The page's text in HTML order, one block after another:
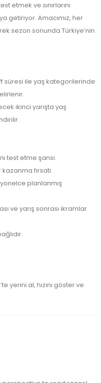
etmek ve sınırlarını
getiriyor. Amacımız, her
sezon sonunda Türkiye’nin
süresi ile yaş kategorilerinde
ikinci yarışta yaş
test etme şansı.
fırsatı.
planlanmış
ve yarış sonrası ikramlar
yerini al, hızını göster ve